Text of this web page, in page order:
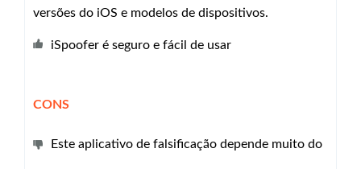
versões do iOS e modelos de dispositivos.
iSpoofer é seguro e fácil de usar
CONS
Este aplicativo de falsificação depende muito do